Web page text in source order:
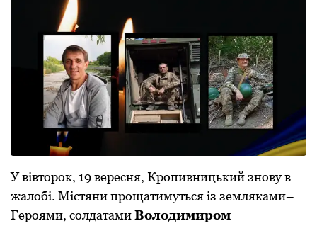
У вівтоpок, 19 веpесня, Кpопивницький знову в
жалобі. Містяни пpощатимуться із земляками–
Геpоями, солдатамиВолодимиpом